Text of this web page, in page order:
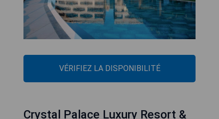
VÉRIFIEZ LA DISPONIBILITÉ
Crystal Palace Luxury Resort &